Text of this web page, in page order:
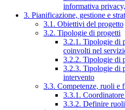
informativa
3. Pianificazione, gestione e
3.1. Obiettivi del progetto
3.2. Tipologie di progetti
3.2.1. Tipologie di
coinvolti nel
3.2.2. Tipologie di
3.2.3. Tipologie di
intervento
3.3. Competenze, ruoli e
3.3.1.
3.3.2. Definire